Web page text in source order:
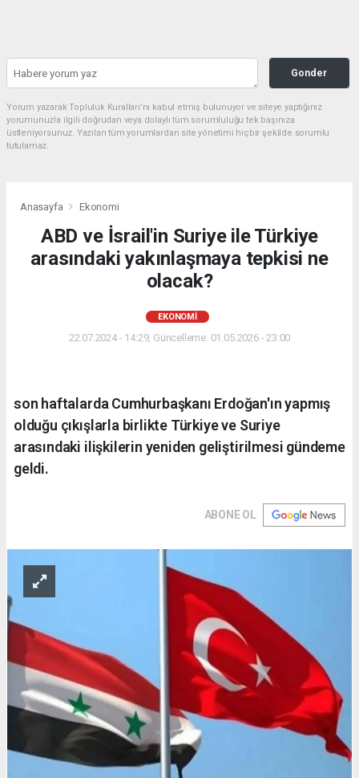
Gonder
Yorum yazarak Topluluk Kuralları’nı kabul etmiş bulunuyor ve siteye yaptığınız
yorumunuzla ilgili doğrudan veya dolaylı tüm sorumluluğu tek başınıza
üstleniyorsunuz. Yazılan tüm yorumlardan site yönetimi hiçbir şekilde sorumlu
tutulamaz.
Anasayfa Ekonomi
ABD ve İsrail'in Suriye ile Türkiye
arasındaki yakınlaşmaya tepkisi ne
olacak?
EKONOMI
22.07.2024 - 14:29, Güncelleme: 01.05.2026 - 23:00
son haftalarda Cumhurbaşkanı Erdoğan'ın yapmış
olduğu çıkışlarla birlikte Türkiye ve Suriye
arasındaki ilişkilerin yeniden geliştirilmesi gündeme
geldi.
ABONE OL